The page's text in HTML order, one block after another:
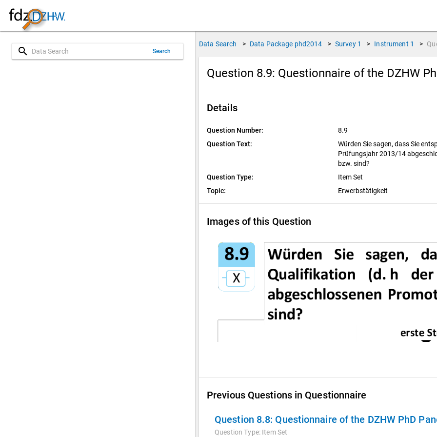
search Search
Data Search > Data Package phd2014 > Survey 1 > Instrument 1 >
Question 8.9: Questionnaire of the DZHW
Details
Question Number:
8.9
Question Text:
Würden Sie sagen, dass Sie
Prüfungsjahr 2013/14
bzw. sind?
Question Type:
Item Set
Topic:
Erwerbstätigkeit
Images of this Question
Previous Questions in Questionnaire
Question 8.8: Questionnaire of the DZHW PhD
Question Type: Item Set